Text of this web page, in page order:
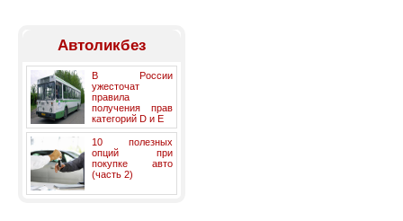
Автоликбез
В России
ужесточат
правила
получения прав
категорий D и E
10 полезных
опций при
покупке авто
(часть 2)